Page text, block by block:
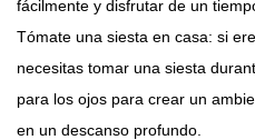
fácilmente y disfrutar de un
Tómate una siesta en casa: si
necesitas tomar una siesta
para los ojos para crear un
en un descanso profundo.